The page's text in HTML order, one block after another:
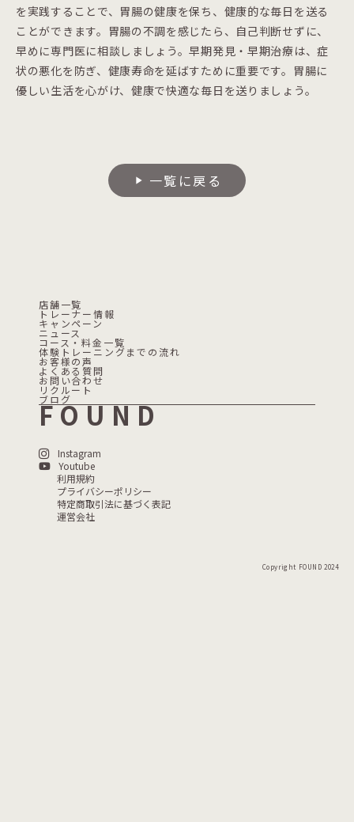
を実践することで、胃腸の健康を保ち、健康的な毎日を送る
ことができます。胃腸の不調を感じたら、自己判断せずに、
早めに専門医に相談しましょう。早期発見・早期治療は、症
状の悪化を防ぎ、健康寿命を延ばすために重要です。胃腸に
優しい生活を心がけ、健康で快適な毎日を送りましょう。
play_arrow 一覧に戻る
FOUND
Instagram
Youtube
利用規約
プライバシーポリシー
特定商取引法に基づく表記
運営会社
店舗一覧
トレーナー情報
キャンペーン
ニュース
コース・料金一覧
体験トレーニングまでの流れ
お客様の声
よくある質問
お問い合わせ
リクルート
ブログ
Copyright FOUND 2024